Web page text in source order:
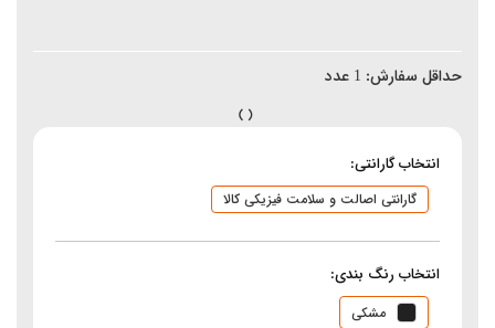
حداقل سفارش: 1 عدد
انتخاب گارانتی:
گارانتی اصالت و سلامت فیزیکی کالا
انتخاب رنگ بندی:
مشکی